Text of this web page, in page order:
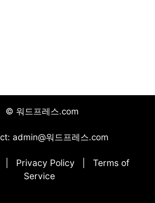
© 워드프레스.com
admin@워드프레스.com
Privacy Policy
Terms of
Service